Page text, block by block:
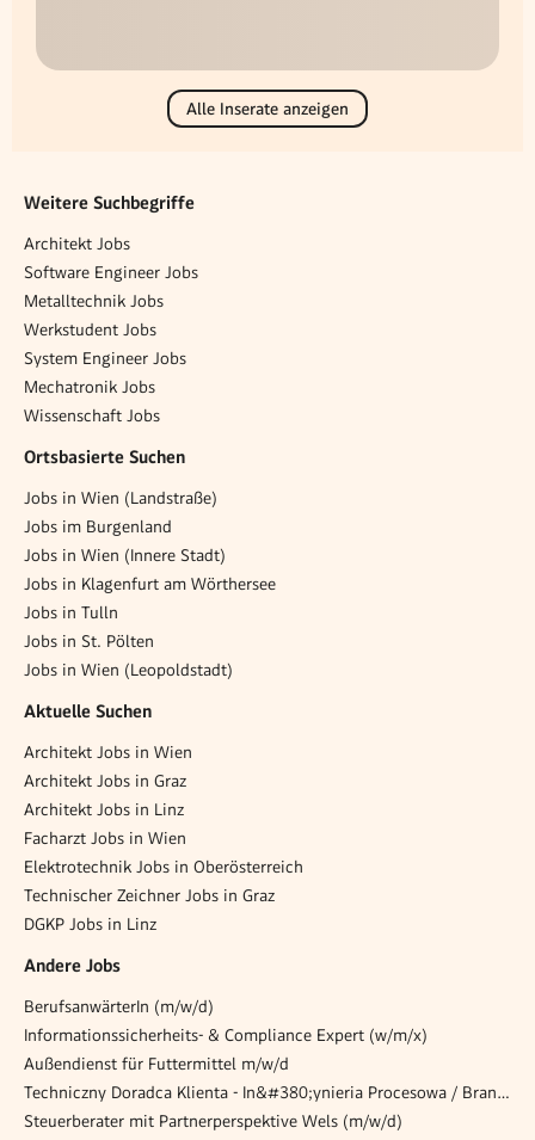
Alle Inserate anzeigen
Weitere Suchbegriffe
Architekt Jobs
Software Engineer Jobs
Metalltechnik Jobs
Werkstudent Jobs
System Engineer Jobs
Mechatronik Jobs
Wissenschaft Jobs
Ortsbasierte Suchen
Jobs in Wien (Landstraße)
Jobs im Burgenland
Jobs in Wien (Innere Stadt)
Jobs in Klagenfurt am Wörthersee
Jobs in Tulln
Jobs in St. Pölten
Jobs in Wien (Leopoldstadt)
Aktuelle Suchen
Architekt Jobs in Wien
Architekt Jobs in Graz
Architekt Jobs in Linz
Facharzt Jobs in Wien
Elektrotechnik Jobs in Oberösterreich
Technischer Zeichner Jobs in Graz
DGKP Jobs in Linz
Andere Jobs
BerufsanwärterIn (m/w/d)
Informationssicherheits- & Compliance Expert (w/m/x)
Außendienst für Futtermittel m/w/d
Techniczny Doradca Klienta - In&#380;ynieria Procesowa / Bran&#380;a Tworzyw Sztucznych (m/k)
Steuerberater mit Partnerperspektive Wels (m/w/d)